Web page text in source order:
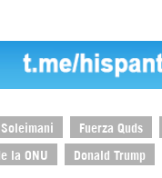
Soleimani Fuerza Quds
la ONU Donald Trump